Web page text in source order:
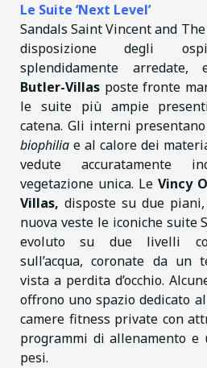
Le Suite ‘Next Level’
Sandals Saint Vincent and
disposizione degli
splendidamente
Butler-Villas poste fronte
le suite più ampie
catena. Gli interni
biophilia e al calore dei
vedute accuratamente
vegetazione unica. Le Vincy
Villas, disposte su due
nuova veste le iconiche suite
evoluto su due livelli
sull’acqua, coronate da un
vista a perdita d’occhio.
offrono uno spazio dedicato
camere fitness private con
programmi di allenamento e
pesi.